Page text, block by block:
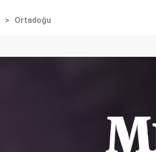
> Ortadoğu